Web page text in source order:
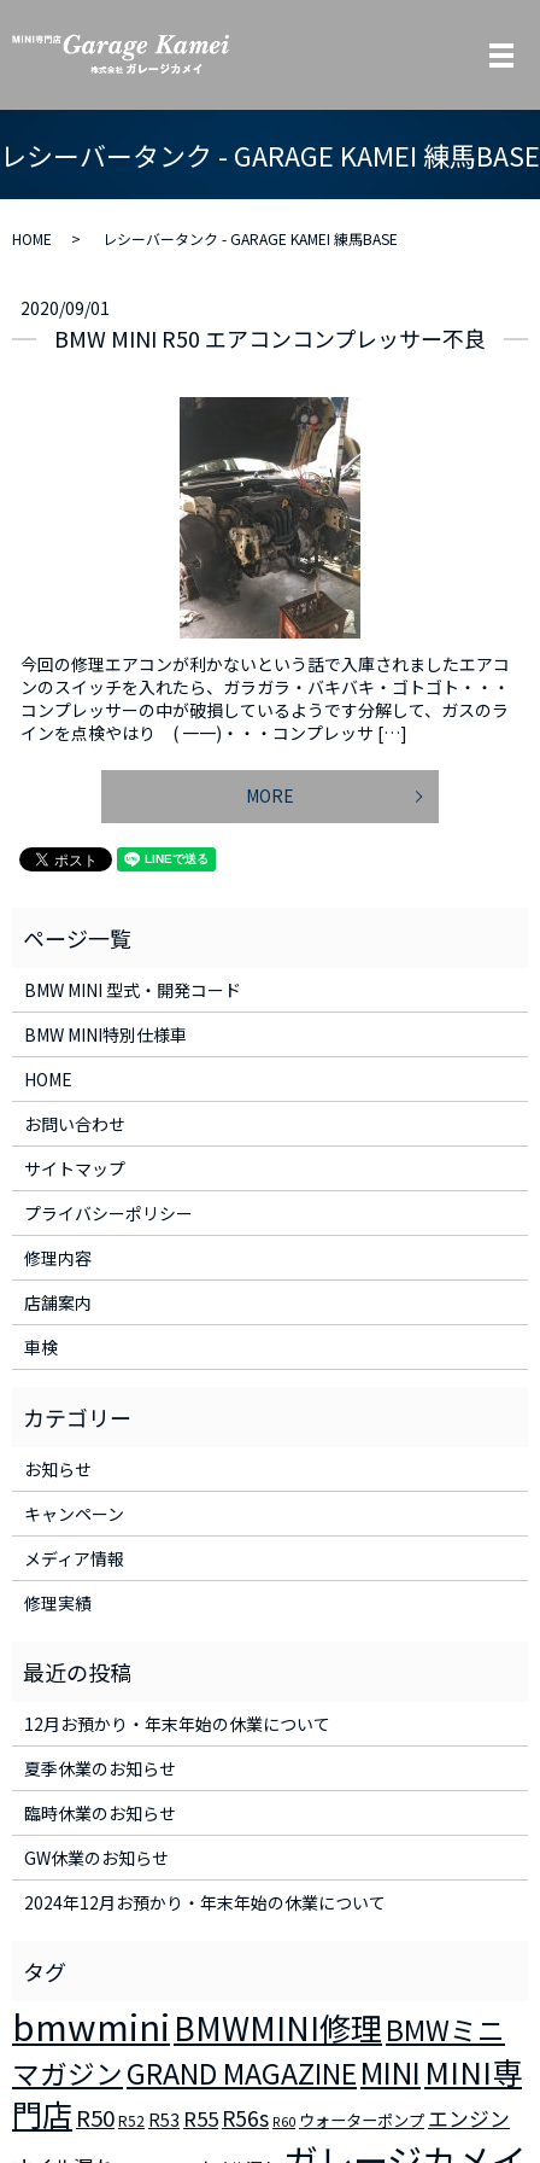
メ
レシーバータンク - GARAGE KAMEI 練馬BASE
HOME レシーバータンク - GARAGE KAMEI 練馬BASE
2020/09/01
BMW MINI R50 エアコンコンプレッサー不良
今回の修理エアコンが利かないという話で入庫されましたエアコ
ンのスイッチを入れたら、ガラガラ・バキバキ・ゴトゴト・・・
コンプレッサーの中が破損しているようです分解して、ガスのラ
インを点検やはり ( 一一)・・・コンプレッサ […]
MORE
BMW MINI 型式・開発コード
BMW MINI特別仕様車
HOME
お問い合わせ
サイトマップ
プライバシーポリシー
修理内容
店舗案内
車検
お知らせ
キャンペーン
メディア情報
修理実績
12月お預かり・年末年始の休業について
夏季休業のお知らせ
臨時休業のお知らせ
GW休業のお知らせ
2024年12月お預かり・年末年始の休業について
bmwmini BMWMINI修理BMWミニ
マガジンGRAND MAGAZINEMINI MINI専
門店 R50R52 R53 R55 R56s R60 ウォーターポンプ エンジン